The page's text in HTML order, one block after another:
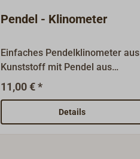
Pendel - Klinometer
Einfaches Pendelklinometer aus
Kunststoff mit Pendel aus
verchromtem
Messing.Abmessungen Höhe x
Breite: 65 x 105 mm. Gewicht: 30
g.
11,00 € *
Details